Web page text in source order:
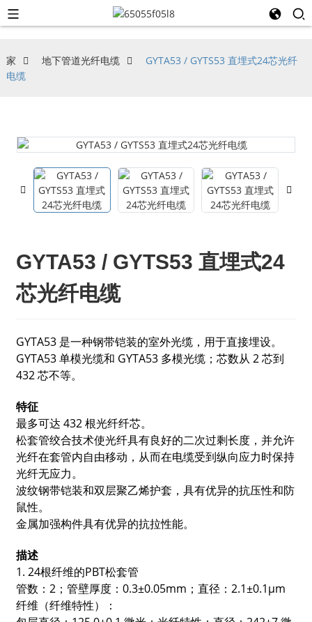
家 地下管道光纤电缆
GYTA53 / GYTS53 直埋式24芯光纤
电缆
GYTA53 / GYTS53 直埋式24
芯光纤电缆
GYTA53 是一种钢带铠装的室外光缆，用于直接埋设。
GYTA53 单模光缆和 GYTA53 多模光缆；芯数从 2 芯到
432 芯不等。
特征
最多可达 432 根光纤纤芯。
松套管绞合技术使光纤具有良好的二次过剩长度，并允许
光纤在套管内自由移动，从而在电缆受到纵向应力时保持
光纤无应力。
波纹钢带铠装和双层聚乙烯护套，具有优异的抗压性和防
鼠性。
金属加强构件具有优异的抗拉性能。
描述
1. 24根纤维的PBT松套管
管数：2；管壁厚度：0.3±0.05mm；直径：2.1±0.1μm
纤维（纤维特性）：